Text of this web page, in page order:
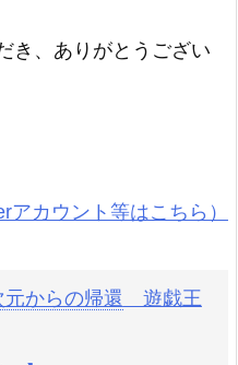
き、ありがとうござい
アカウント等はこちら）
元からの帰還 遊戯王